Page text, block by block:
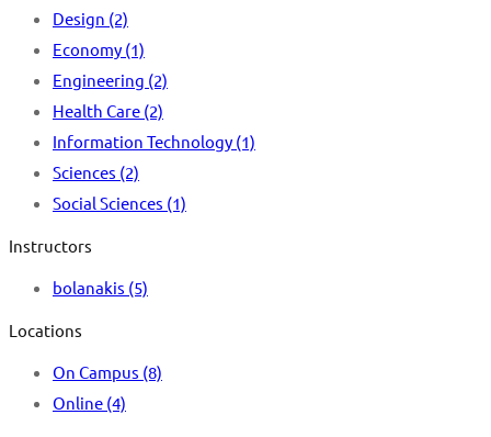
Design (2)
Economy (1)
Engineering (2)
Health Care (2)
Information Technology (1)
Sciences (2)
Social Sciences (1)
Instructors
bolanakis (5)
Locations
On Campus (8)
Online (4)